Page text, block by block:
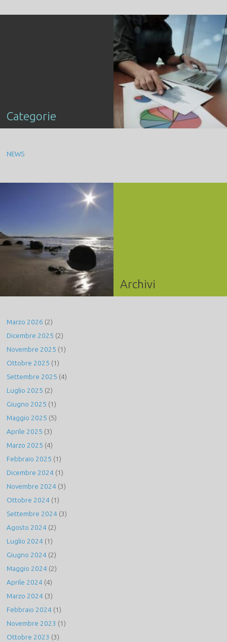
Categorie
NEWS
Archivi
Marzo 2026 (2)
Dicembre 2025 (2)
Novembre 2025 (1)
Ottobre 2025 (1)
Settembre 2025 (4)
Luglio 2025 (2)
Giugno 2025 (1)
Maggio 2025 (5)
Aprile 2025 (3)
Marzo 2025 (4)
Febbraio 2025 (1)
Dicembre 2024 (1)
Novembre 2024 (3)
Ottobre 2024 (1)
Settembre 2024 (3)
Agosto 2024 (2)
Luglio 2024 (1)
Giugno 2024 (2)
Maggio 2024 (2)
Aprile 2024 (4)
Marzo 2024 (3)
Febbraio 2024 (1)
Novembre 2023 (1)
Ottobre 2023 (3)